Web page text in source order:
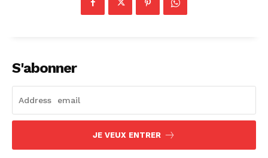
S'abonner
JE VEUX ENTRER